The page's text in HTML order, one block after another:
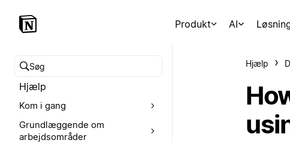
Produkt AI
Søg i hjælpecenteret
Hjælp
Kom i gang
Grundlæggende om
arbejdsområder
Hjælp